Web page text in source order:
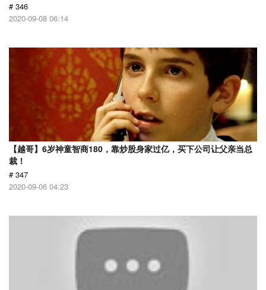
# 346
2020-09-08 06:14
【越哥】6岁神童智商180，靠炒股身家过亿，买下公司让父亲当总
裁！
# 347
2020-09-06 04:23